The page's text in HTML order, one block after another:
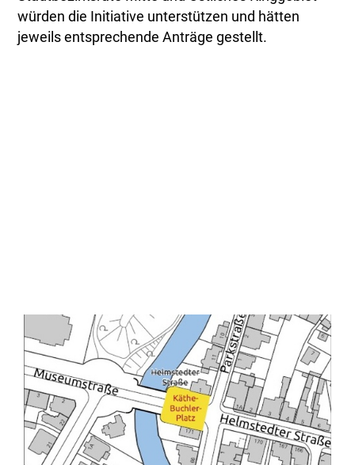
würden die Initiative unterstützen und hätten
jeweils entsprechende Anträge gestellt.